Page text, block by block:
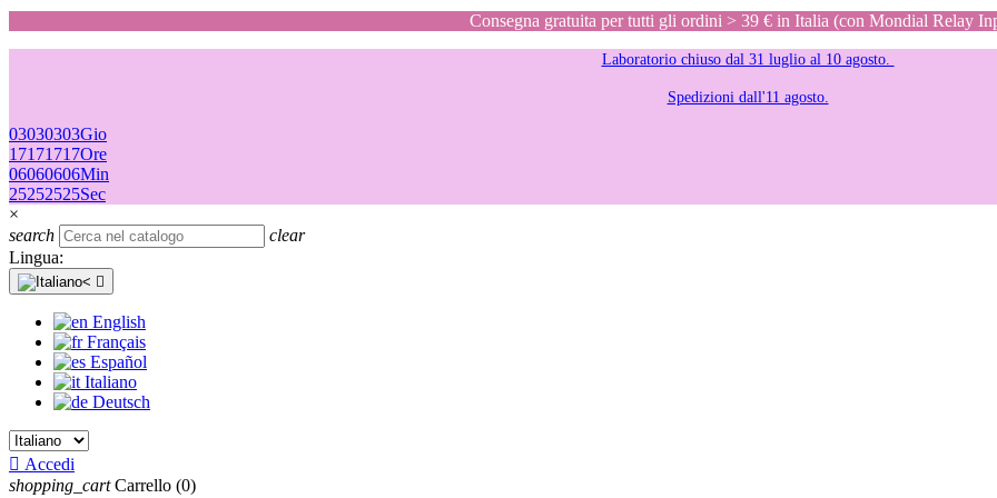
Consegna gratuita per tutti gli ordini > 39 € in Italia (con Mondial Relay
Laboratorio chiuso dal 31 luglio al 10 agosto.
Spedizioni dall'11 agosto.
03030303Gio
17171717Ore
06060606Min
25252525Sec
×
search
clear
Lingua:

English
Français
Español
Italiano
Deutsch
 Accedi
shopping_cart Carrello (0)